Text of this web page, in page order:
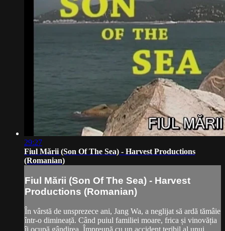
29:27
Fiul Mării (Son Of The Sea) - Harvest Productions
(Romanian)
Fiul Mării (Son Of The Sea) - Harvest
Productions (Romanian)
În vârstă de unsprezece ani, Jang Wa, a neglijat să ardă tămâie
într-o dimineață. Când puiul familiei moare, frica și vinovăția
îi ocupă gândirea. Împreună cu un accident teribil al unui